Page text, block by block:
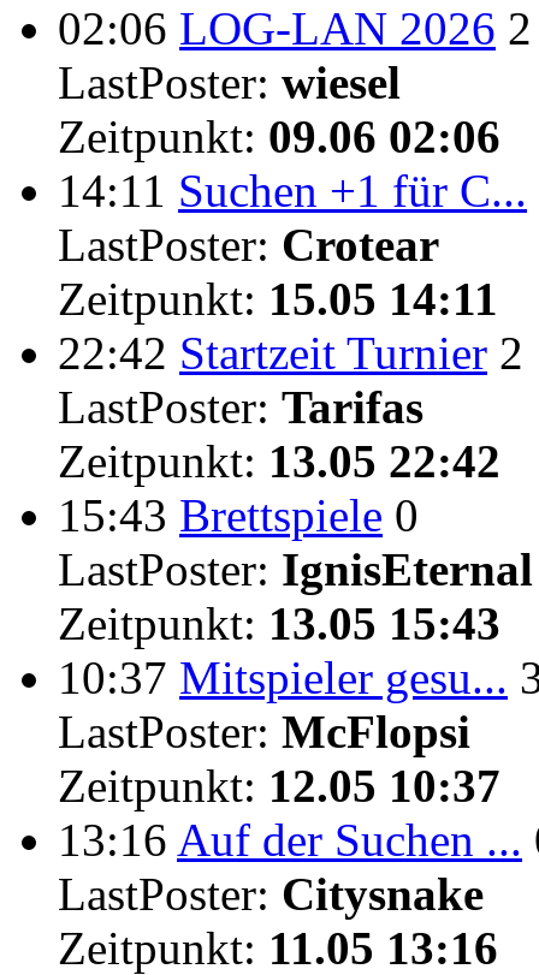
02:06 LOG-LAN 2026 2
LastPoster: wiesel
Zeitpunkt: 09.06 02:06
14:11 Suchen +1 für C...
LastPoster: Crotear
Zeitpunkt: 15.05 14:11
22:42 Startzeit Turnier 2
LastPoster: Tarifas
Zeitpunkt: 13.05 22:42
15:43 Brettspiele 0
LastPoster: IgnisEternal
Zeitpunkt: 13.05 15:43
10:37 Mitspieler gesu...
LastPoster: McFlopsi
Zeitpunkt: 12.05 10:37
13:16 Auf der Suchen ...
LastPoster: Citysnake
Zeitpunkt: 11.05 13:16